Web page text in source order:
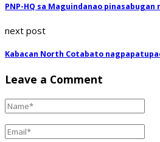
PNP-HQ sa Maguindanao pinasabugan
next post
Kabacan North Cotabato
Leave a Comment